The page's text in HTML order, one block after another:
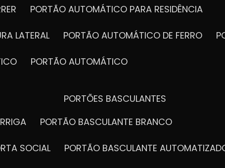
PORTÃO AUTOMÁTICO PARA RESIDÊNCIA
LATERAL PORTÃO AUTOMÁTICO DE FERRO
PORTÃO AUTOMÁTICO
PORTÕES BASCULANTES
PORTÃO BASCULANTE BRANCO
SOCIAL PORTÃO BASCULANTE